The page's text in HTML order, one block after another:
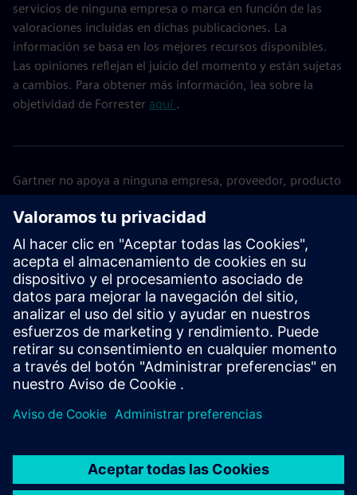
servicios de ninguna empresa o marca en función de las
valoraciones incluidas en dichas publicaciones. La
información se basa en los mejores recursos disponibles.
Las opiniones reflejan el juicio del momento y están sujetas
a cambios. Para obtener más información, lea sobre la
objetividad de Forrester aquí .
Gartner no apoya a ninguna empresa, proveedor, producto
o servicio que aparezca en sus publicaciones y no aconseja
a los usuarios de tecnología que seleccionen únicamente a
los proveedores con las valoraciones más altas u otra
designación. Las publicaciones de Gartner consisten en las
opiniones de la organización de información empresarial y
tecnológica de Gartner y no deben interpretarse como
declaraciones de hecho. Gartner se niega a todas las
garantías, expresas o implícitas, con respecto a esta
publicación, incluidas las garantías de comerciabilidad o
idoneidad para un propósito determinado. GARTNER es una
marca comercial de Gartner, Inc. y/o sus filiales.